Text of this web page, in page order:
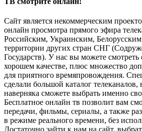
Сайт является некоммерческим
онлайн просмотра прямого эфира
Российским, Украинским,
территории других стран СНГ
Государств). У нас вы можете смотреть
хорошем качестве, плюс множество
для приятного времяпровождения.
сделали большой каталог
наверняка сможете выбрать именно
Бесплатное онлайн тв позволит вам
передачи, фильмы, сериалы, а также
в режиме реального времени, без
Достаточно зайти к нам на сайт,